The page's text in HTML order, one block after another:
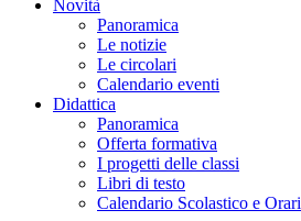
Novità
Panoramica
Le notizie
Le circolari
Calendario eventi
Didattica
Panoramica
Offerta formativa
I progetti delle classi
Libri di testo
Calendario Scolastico e Orari